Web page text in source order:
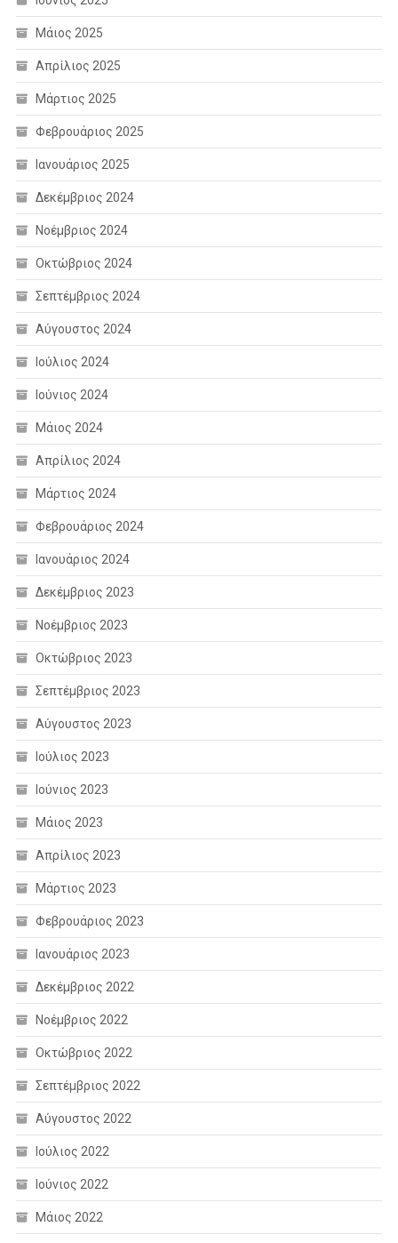
Μάιος 2025
Απρίλιος 2025
Μάρτιος 2025
Φεβρουάριος 2025
Ιανουάριος 2025
Δεκέμβριος 2024
Νοέμβριος 2024
Οκτώβριος 2024
Σεπτέμβριος 2024
Αύγουστος 2024
Ιούλιος 2024
Ιούνιος 2024
Μάιος 2024
Απρίλιος 2024
Μάρτιος 2024
Φεβρουάριος 2024
Ιανουάριος 2024
Δεκέμβριος 2023
Νοέμβριος 2023
Οκτώβριος 2023
Σεπτέμβριος 2023
Αύγουστος 2023
Ιούλιος 2023
Ιούνιος 2023
Μάιος 2023
Απρίλιος 2023
Μάρτιος 2023
Φεβρουάριος 2023
Ιανουάριος 2023
Δεκέμβριος 2022
Νοέμβριος 2022
Οκτώβριος 2022
Σεπτέμβριος 2022
Αύγουστος 2022
Ιούλιος 2022
Ιούνιος 2022
Μάιος 2022